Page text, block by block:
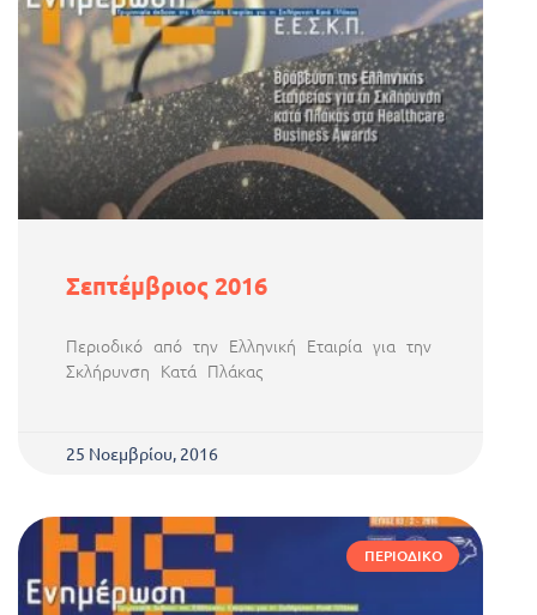
Σεπτέμβριος 2016
Περιοδικό από την Ελληνική Εταιρία για την
Σκλήρυνση Κατά Πλάκας
25 Νοεμβρίου, 2016
ΠΕΡΙΟΔΙΚΌ